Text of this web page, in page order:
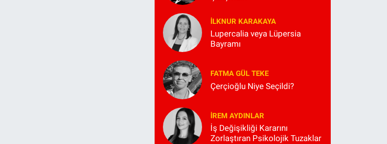
İLKNUR KARAKAYA
Lupercalia veya Lüpersia
Bayramı
FATMA GÜL TEKE
Çerçioğlu Niye Seçildi?
İREM AYDINLAR
İş Değişikliği Kararını
Zorlaştıran Psikolojik Tuzaklar